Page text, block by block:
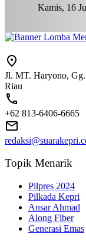
Kamis, 16
Jl. MT. Haryono,
Riau
+62 813-6406-6665
Topik Menarik
Pilpres 2024
Pilkada Kepri
Ansar Ahmad
Along Fiber
Generasi Emas